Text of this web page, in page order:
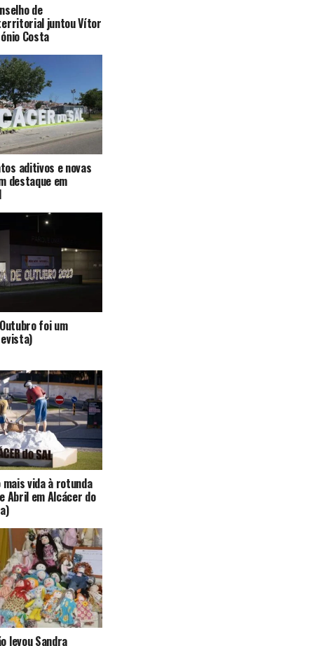
de
juntou Vítor
Costa
aditivos e novas
destaque em
foi um
vida à rotunda
Abril em Alcácer do
levou Sandra